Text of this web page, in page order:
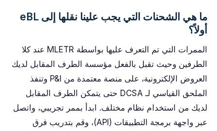
ما هي الشحنات التي يجب علينا نقلها إلى eBL
أولاً؟
الممرات التي تم التعرف عليها بواسطة MLETR عند كلا
الطرفين وحيث تقبل بالفعل مؤسسة الطرف المقابل لديك
العروض الإلكترونية، على منصة معتمدة من P&I وتنفذ
الملحق القياسي لـ DCSA حتى يتمكن الطرف المقابل
لديك من استخدام نظام مختلف. ابدأ بممر تجريبي، واتصل
عبر واجهة برمجة التطبيقات (API)، وقم بتدريب فرق